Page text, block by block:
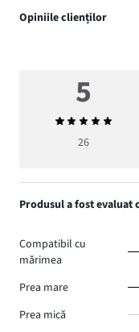
Opiniile clienților
5
Evaluarea
medie
26
Produsul a fost evaluat
Compatibil cu
mărimea
Prea mare
Prea mică